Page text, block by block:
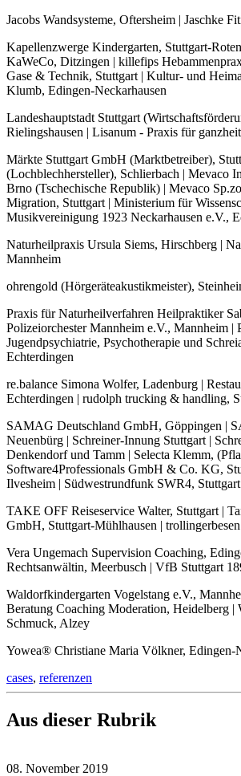
Jacobs Wandsysteme, Oftersheim | Jaschke
Kapellenzwerge Kindergarten, Stuttgart-
KaWeCo, Ditzingen | killefips
Gase & Technik, Stuttgart | Kultur- und
Klumb, Edingen-Neckarhausen
Landeshauptstadt Stuttgart
Rielingshausen | Lisanum - Praxis für
Märkte Stuttgart GmbH (Marktbetreiber),
(Lochblechhersteller), Schlierbach | Mevaco
Brno (Tschechische Republik) | Mevaco
Migration, Stuttgart | Ministerium für
Musikvereinigung 1923 Neckarhausen e.V.,
Naturheilpraxis Ursula Siems, Hirschberg |
Mannheim
ohrengold (Hörgeräteakustikmeister),
Praxis für Naturheilverfahren Heilpraktiker
Polizeiorchester Mannheim e.V., Mannheim
Jugendpsychiatrie, Psychotherapie und
Echterdingen
re.balance Simona Wolfer, Ladenburg |
Echterdingen | rudolph trucking & handling,
SAMAG Deutschland GmbH, Göppingen |
Neuenbürg | Schreiner-Innung Stuttgart |
Denkendorf und Tamm | Selecta Klemm,
Software4Professionals GmbH & Co. KG,
Ilvesheim | Südwestrundfunk SWR4, Stuttgart
TAKE OFF Reiseservice Walter, Stuttgart |
GmbH, Stuttgart-Mühlhausen |
Vera Ungemach Supervision Coaching,
Rechtsanwältin, Meerbusch | VfB Stuttgart
Waldorfkindergarten Vogelstang e.V.,
Beratung Coaching Moderation, Heidelberg
Schmuck, Alzey
Yowea® Christiane Maria Völkner, Edingen-
cases, referenzen
Aus dieser Rubrik
08. November 2019